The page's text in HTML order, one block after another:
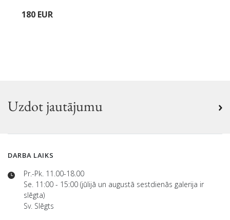
180 EUR
Uzdot jautājumu
DARBA LAIKS
Pr.-Pk. 11.00-18.00
Se. 11:00 - 15:00 (jūlijā un augustā sestdienās galerija ir
slēgta)
Sv. Slēgts